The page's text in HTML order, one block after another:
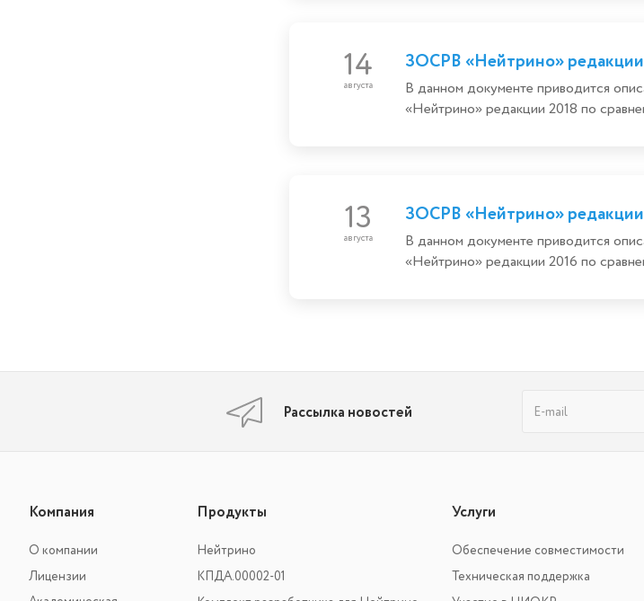
14
августа
ЗОСРВ «Нейтрино»
В данном документе приводится
«Нейтрино» редакции 2018 по
13
августа
ЗОСРВ «Нейтрино»
В данном документе приводится
«Нейтрино» редакции 2016 по
Рассылка новостей
Компания
О компании
Лицензии
Продукты
Нейтрино
КПДА.00002-01
Услуги
Обеспечение совместимости
Техническая поддержка